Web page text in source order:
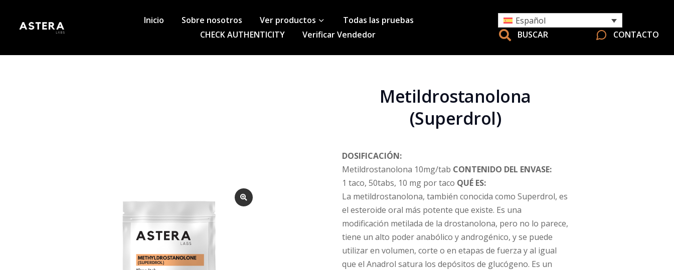
Inicio Sobre nosotros Ver productos
Todas las pruebas
CHECK AUTHENTICITY
Verificar Vendedor
Español
BUSCAR
CONTACTO
Metildrostanolona
(Superdrol)
DOSIFICACIÓN:
Metildrostanolona 10mg/tab CONTENIDO DEL ENVASE:
1 taco, 50tabs, 10 mg por taco QUÉ ES:
La metildrostanolona, también conocida como Superdrol, es
el esteroide oral más potente que existe. Es una
modificación metilada de la drostanolona, pero no lo parece,
tiene un alto poder anabólico y androgénico, y se puede
utilizar en volumen, corte o en etapas de fuerza y al igual
que el Anadrol satura los depósitos de glucógeno. Es un